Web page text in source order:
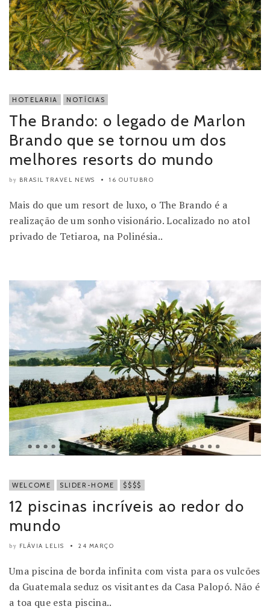
HOTELARIA NOTÍCIAS
The Brando: o legado de Marlon
Brando que se tornou um dos
melhores resorts do mundo
by BRASIL TRAVEL NEWS 16 OUTUBRO
Mais do que um resort de luxo, o The Brando é a
realização de um sonho visionário. Localizado no atol
privado de Tetiaroa, na Polinésia..
WELCOME SLIDER-HOME $$$$
12 piscinas incríveis ao redor do
mundo
by FLÁVIA LELIS 24 MARÇO
Uma piscina de borda infinita com vista para os vulcões
da Guatemala seduz os visitantes da Casa Palopó. Não é
a toa que esta piscina..